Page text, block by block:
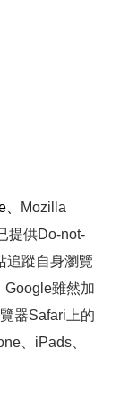
、
Mozilla
提供Do-not-
追蹤自身瀏覽
Google雖然加
器Safari 上的
、 iPads、